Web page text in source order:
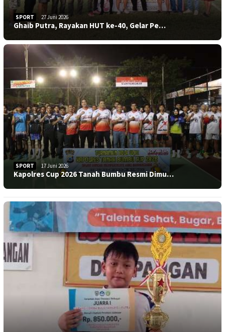
SPORT 27 Juni 2026
Ghaib Putra, Rayakan HUT ke-40, Gelar Pe…
SPORT 17 Juni 2026
Kapolres Cup 2026 Tanah Bumbu Resmi Dimu…